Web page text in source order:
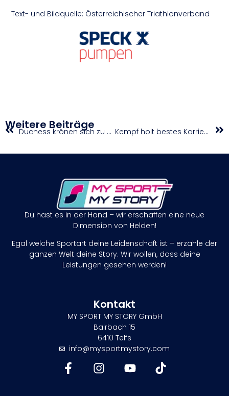
Text- und Bildquelle: Österreichischer Triathlonverband
Weitere Beiträge Duchess krönen sich zu Meisterinnen Kempf holt bestes Karriere-Ergebnis
Du hast es in der Hand – wir erschaffen eine neue
Dimension von Helden!
Egal welche Sportart deine Leidenschaft ist – erzähle der
ganzen Welt deine Story. Wir wollen, dass deine
Leistungen gesehen werden!
Kontakt
MY SPORT MY STORY GmbH
Bairbach 15
6410 Telfs
info@mysportmystory.com